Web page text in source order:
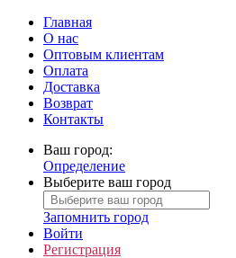
Главная
О нас
Оптовым клиентам
Оплата
Доставка
Возврат
Контакты
Ваш город:
Определение
Выберите ваш город
Запомнить город
Войти
Регистрация